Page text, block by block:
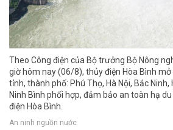
Theo Công điện của Bộ trưởng Bộ Nông
giờ hôm nay (06/8), thủy điện Hòa Bình mở
tỉnh, thành phố: Phú Thọ, Hà Nội, Bắc Ninh,
Ninh Bình phối hợp, đảm bảo an toàn hạ
điện Hòa Bình.
An ninh nguồn nước